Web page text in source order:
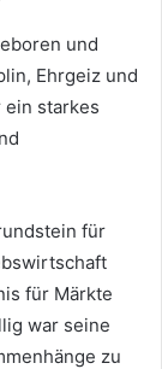
und
Ehrgeiz und
ein starkes
für
für Märkte
war seine
zu